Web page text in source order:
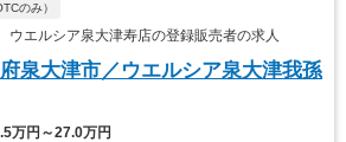
のみ）
エルシア泉大津寿店の登録販売者の求人
泉大津市／ウエルシア泉大津我孫
万円～27.0万円